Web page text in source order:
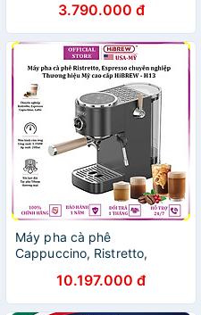
3.790.000 đ
Máy pha cà phê
Cappuccino, Ristretto,
nghiệp thương hiệu Mỹ cao
cấp HiBREW H13 - Hàng
10.197.000 đ